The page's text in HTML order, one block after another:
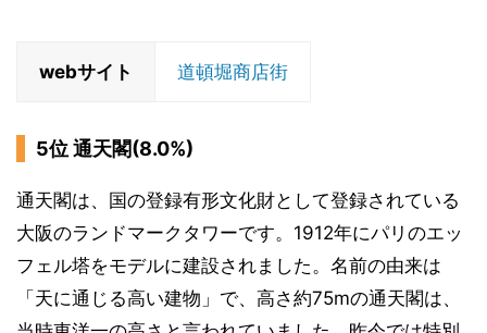
webサイト 道頓堀商店街
5位 通天閣(8.0%)
通天閣は、国の登録有形文化財として登録されている
大阪のランドマークタワーです。1912年にパリのエッ
フェル塔をモデルに建設されました。名前の由来は
「天に通じる高い建物」で、高さ約75mの通天閣は、